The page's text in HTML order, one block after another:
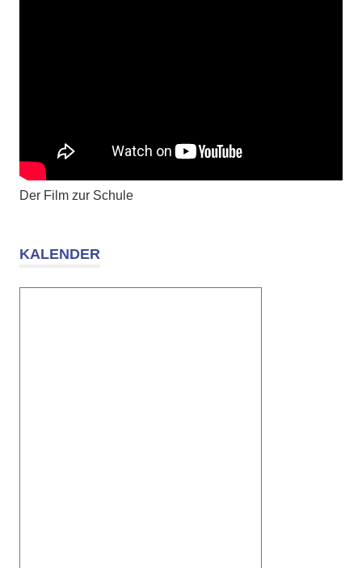
Der Film zur Schule
KALENDER